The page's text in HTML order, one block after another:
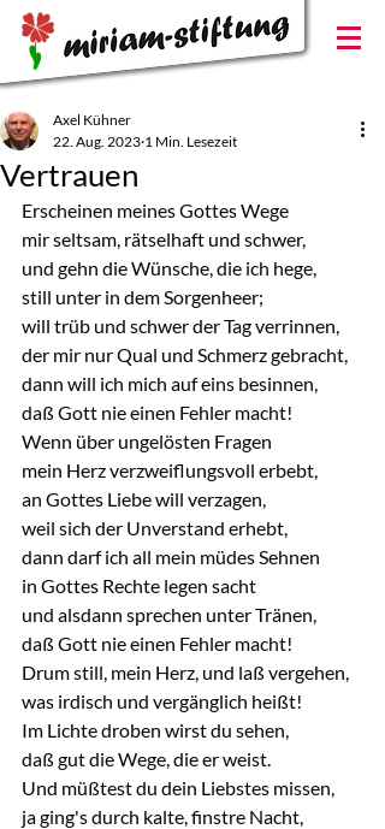
Vertrauen
Axel Kühner
22. Aug. 2023 1 Min. Lesezeit
Erscheinen meines Gottes Wege
mir seltsam, rätselhaft und schwer,
und gehn die Wünsche, die ich hege,
still unter in dem Sorgenheer;
will trüb und schwer der Tag verrinnen,
der mir nur Qual und Schmerz gebracht,
dann will ich mich auf eins besinnen,
daß Gott nie einen Fehler macht!
Wenn über ungelösten Fragen
mein Herz verzweiflungsvoll erbebt,
an Gottes Liebe will verzagen,
weil sich der Unverstand erhebt,
dann darf ich all mein müdes Sehnen
in Gottes Rechte legen sacht
und alsdann sprechen unter Tränen,
daß Gott nie einen Fehler macht!
Drum still, mein Herz, und laß vergehen,
was irdisch und vergänglich heißt!
Im Lichte droben wirst du sehen,
daß gut die Wege, die er weist.
Und müßtest du dein Liebstes missen,
ja ging's durch kalte, finstre Nacht,